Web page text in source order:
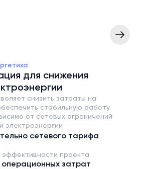
для снижения
снизить затраты на
стабильную работу
от сетевых ограничений
электроэнергии
сетевого тарифа
эффективности проекта
затрат